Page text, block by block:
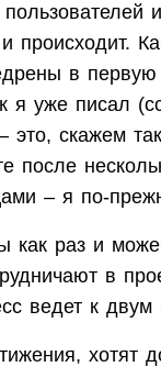
происходит.
в
я уже писал
это, скажем
после
– я по-
как раз и
в
ведет к
хотят